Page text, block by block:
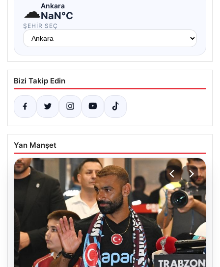
☁Ankara
NaN°C
ŞEHIR SEÇ
Bizi Takip Edin
Yan Manşet